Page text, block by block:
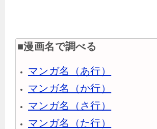
■漫画名で調べる
マンガ名（あ行）
マンガ名（か行）
マンガ名（さ行）
マンガ名（た行）